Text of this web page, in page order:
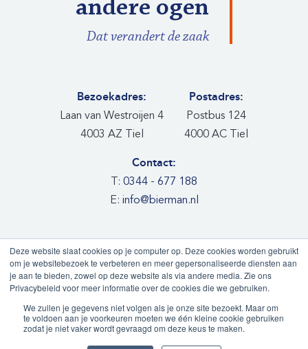
Deze website slaat cookies op je computer op. Deze cookies worden gebruikt
om je websitebezoek te verbeteren en meer gepersonaliseerde diensten aan
je aan te bieden, zowel op deze website als via andere media. Zie ons
Privacybeleid voor meer informatie over de cookies die we gebruiken.
We zullen je gegevens niet volgen als je onze site bezoekt. Maar om
te voldoen aan je voorkeuren moeten we één kleine cookie gebruiken
zodat je niet vaker wordt gevraagd om deze keus te maken.
andere ogen
Dat verandert de zaak
Bezoekadres:
Laan van Westroijen 4
4003 AZ Tiel
Postadres:
Postbus 124
4000 AC Tiel
Contact:
T: 0344 - 677 188
E: info@bierman.nl
Copyright® Bierman Advocaten
Algemene voorwaarden
Cookieverklaring
Disclaimer
Klachten & geschillen
Contact Privacystatement